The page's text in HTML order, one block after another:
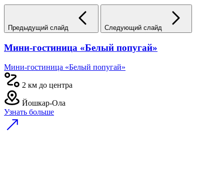
Предыдущий слайд Следующий слайд
Мини-гостиница «Белый попугай»
Мини-гостиница «Белый попугай»
2 км до центра
Йошкар-Ола
Узнать больше